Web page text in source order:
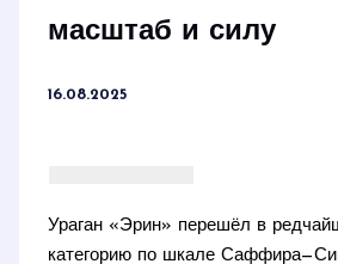
масштаб и силу
16.08.2025
Ураган «Эрин» перешёл в
категорию по шкале